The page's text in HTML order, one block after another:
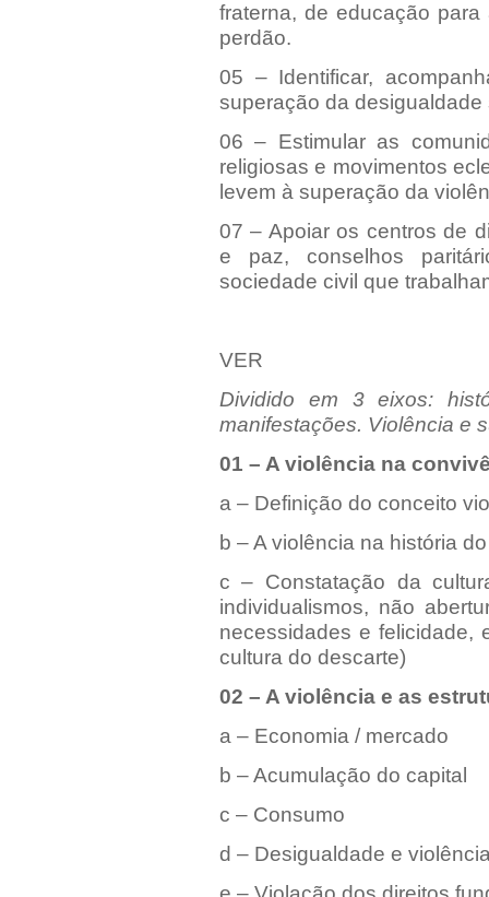
fraterna, de educação
perdão.
05 – Identificar,
superação da
06 – Estimular as
religiosas e movimentos
levem à superação da
07 – Apoiar os centros de
e paz, conselhos
sociedade civil que
VER
Dividido em 3 eixos:
manifestações. Violência e
01 – A violência na
a – Definição do conceito
b – A violência na história
c – Constatação da
individualismos, não
necessidades e felicidade,
cultura do descarte)
02 – A violência e as
a – Economia / mercado
b – Acumulação do capital
c – Consumo
d – Desigualdade e